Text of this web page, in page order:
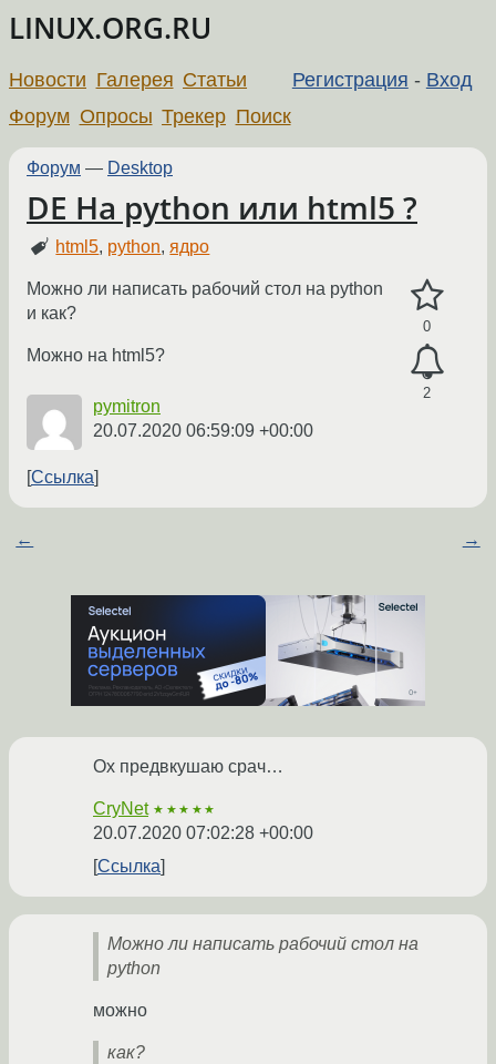
LINUX.ORG.RU
Регистрация - Вход
Новости Галерея Статьи
Форум Опросы Трекер Поиск
Форум — Desktop
DE На python или html5 ?
html5, python,ядро
0
2
Можно ли написать рабочий стол на python
и как?
Можно на html5?
pymitron
20.07.2020 06:59:09 +00:00
Ссылка
← →
Ох предвкушаю срач…
CryNet ★★★★★
20.07.2020 07:02:28 +00:00
Ссылка
Можно ли написать рабочий стол на
python
можно
как?